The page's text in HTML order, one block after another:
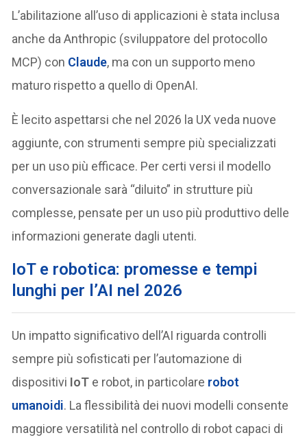
L’abilitazione all’uso di applicazioni è stata inclusa
anche da Anthropic (sviluppatore del protocollo
MCP) con Claude, ma con un supporto meno
maturo rispetto a quello di OpenAI.
È lecito aspettarsi che nel 2026 la UX veda nuove
aggiunte, con strumenti sempre più specializzati
per un uso più efficace. Per certi versi il modello
conversazionale sarà “diluito” in strutture più
complesse, pensate per un uso più produttivo delle
informazioni generate dagli utenti.
IoT e robotica: promesse e tempi
lunghi per l’AI nel 2026
Un impatto significativo dell’AI riguarda controlli
sempre più sofisticati per l’automazione di
dispositivi IoT e robot, in particolare robot
umanoidi. La flessibilità dei nuovi modelli consente
maggiore versatilità nel controllo di robot capaci di